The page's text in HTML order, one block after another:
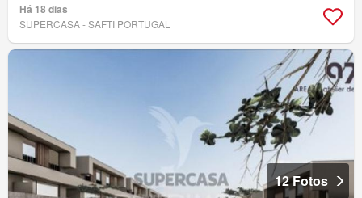
Há 18 dias
SUPERCASA - SAFTI PORTUGAL
12 Fotos